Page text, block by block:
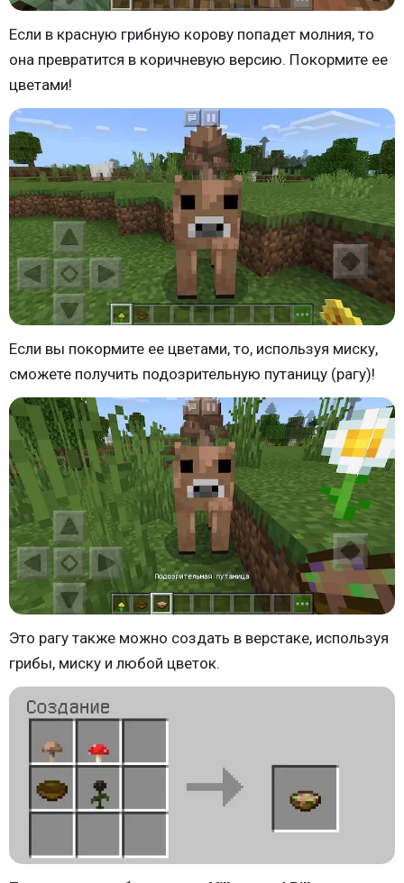
Если в красную грибную корову попадет молния, то
она превратится в коричневую версию. Покормите ее
цветами!
Если вы покормите ее цветами, то, используя миску,
сможете получить подозрительную путаницу (рагу)!
Это рагу также можно создать в верстаке, используя
грибы, миску и любой цветок.